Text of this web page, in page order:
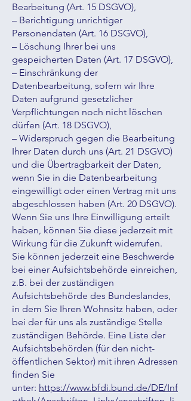
Bearbeitung (Art. 15 DSGVO),
– Berichtigung unrichtiger
Personendaten (Art. 16 DSGVO),
– Löschung Ihrer bei uns
gespeicherten Daten (Art. 17 DSGVO),
– Einschränkung der
Datenbearbeitung, sofern wir Ihre
Daten aufgrund gesetzlicher
Verpflichtungen noch nicht löschen
dürfen (Art. 18 DSGVO),
– Widerspruch gegen die Bearbeitung
Ihrer Daten durch uns (Art. 21 DSGVO)
und die Übertragbarkeit der Daten,
wenn Sie in die Datenbearbeitung
eingewilligt oder einen Vertrag mit uns
abgeschlossen haben (Art. 20 DSGVO).
Wenn Sie uns Ihre Einwilligung erteilt
haben, können Sie diese jederzeit mit
Wirkung für die Zukunft widerrufen.
Sie können jederzeit eine Beschwerde
bei einer Aufsichtsbehörde einreichen,
z.B. bei der zuständigen
Aufsichtsbehörde des Bundeslandes,
in dem Sie Ihren Wohnsitz haben, oder
bei der für uns als zuständige Stelle
zuständigen Behörde. Eine Liste der
Aufsichtsbehörden (für den nicht-
öffentlichen Sektor) mit ihren Adressen
finden Sie
unter: https://www.bfdi.bund.de/DE/Inf